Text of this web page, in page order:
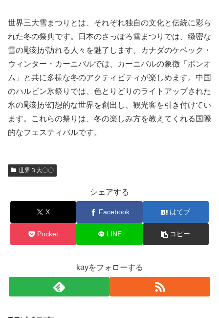
世界三大雪まつりとは、それぞれ独自の文化と伝統に彩ら
れた冬の祭典です。日本のさっぽろ雪まつりでは、緻密な
雪の彫刻が訪れる人々を魅了します。カナダのケベック・
ウィンター・カーニバルでは、カーニバルの象徴「ボンオ
ム」と共に多様な冬のアクティビティが楽しめます。中国
のハルビン氷祭りでは、色とりどりのライトアップされた
氷の彫刻が幻想的な世界を創出し、観光客を引き付けてい
ます。これらの祭りは、冬の楽しみ方を教えてくれる国際
的なフェスティバルです。
世界３大〇〇
シェアする
X Facebook はてブ
Pocket LINE コピー
kayをフォローする